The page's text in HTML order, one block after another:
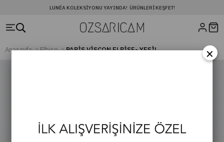
LUNÉA KOLEKSIYONU YAYINDA! ÜRÜNLERI KEŞFET!
Anasayfa Elbise PARİS VİSCON ELBİSE- YEŞİL ×